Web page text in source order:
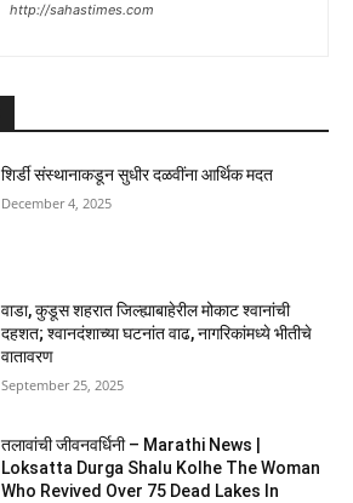
http://sahastimes.com
शिर्डी संस्थानाकडून सुधीर दळवींना आर्थिक मदत
December 4, 2025
वाडा, कुडूस शहरात जिल्ह्याबाहेरील मोकाट श्वानांची
दहशत; श्वानदंशाच्या घटनांत वाढ, नागरिकांमध्ये भीतीचे
वातावरण
September 25, 2025
तलावांची जीवनवर्धिनी – Marathi News |
Loksatta Durga Shalu Kolhe The Woman
Who Revived Over 75 Dead Lakes In